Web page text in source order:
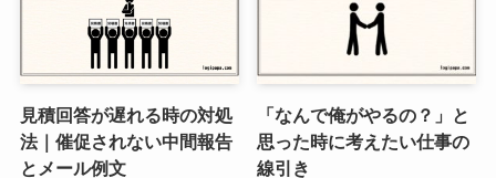
見積回答が遅れる時の対処
法｜催促されない中間報告
とメール例文
「なんで俺がやるの？」と
思った時に考えたい仕事の
線引き